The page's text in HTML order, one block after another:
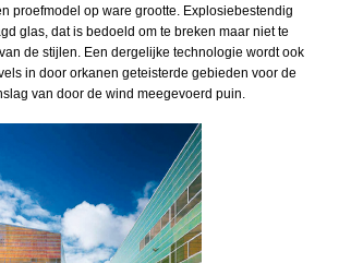
proefmodel op ware grootte. Explosiebestendig
glas, dat is bedoeld om te breken maar niet te
de stijlen. Een dergelijke technologie wordt ook
in door orkanen geteisterde gebieden voor de
van door de wind meegevoerd puin.